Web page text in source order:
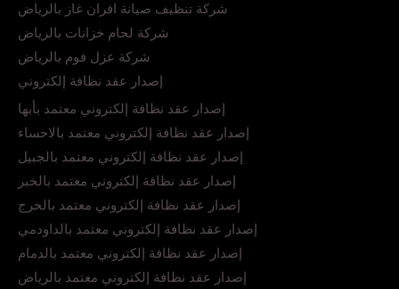
شركة تنظيف صيانة افران غاز بالرياض
شركة لحام خزانات بالرياض
شركة عزل فوم بالرياض
إصدار عقد نظافة إلكتروني
إصدار عقد نظافة إلكتروني معتمد بأبها
إصدار عقد نظافة إلكتروني معتمد بالاحساء
إصدار عقد نظافة إلكتروني معتمد بالجبيل
إصدار عقد نظافة إلكتروني معتمد بالخبر
إصدار عقد نظافة إلكتروني معتمد بالخرج
إصدار عقد نظافة إلكتروني معتمد بالداودمي
إصدار عقد نظافة إلكتروني معتمد بالدمام
إصدار عقد نظافة إلكتروني معتمد بالرياض